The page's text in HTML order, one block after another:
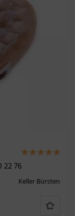
76
Keller Bürsten